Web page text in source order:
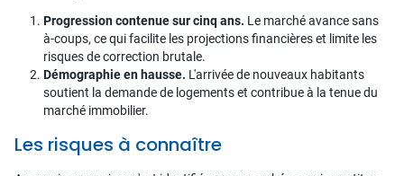
Progression contenue sur cinq ans. Le marché avance sans
à-coups, ce qui facilite les projections financières et limite les
risques de correction brutale.
Démographie en hausse. L'arrivée de nouveaux habitants
soutient la demande de logements et contribue à la tenue du
marché immobilier.
Les risques à connaître